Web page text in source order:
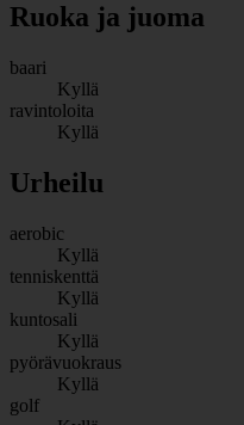
Ruoka ja juoma
baari
Kyllä
ravintoloita
Kyllä
Urheilu
aerobic
Kyllä
tenniskenttä
Kyllä
kuntosali
Kyllä
pyörävuokraus
Kyllä
golf